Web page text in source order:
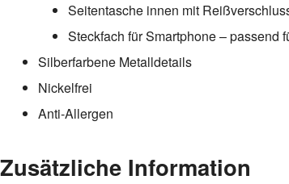
Seitentasche innen mit
Steckfach für Smartphone – passend
Silberfarbene Metalldetails
Nickelfrei
Anti-Allergen
Zusätzliche Information